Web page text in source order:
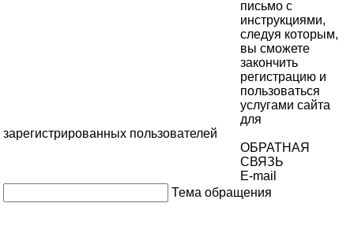
письмо с
инструкциями,
следуя которым,
вы сможете
закончить
регистрацию и
пользоваться
услугами сайта
для
зарегистрированных пользователей
ОБРАТНАЯ
СВЯЗЬ
E-mail
Тема обращения